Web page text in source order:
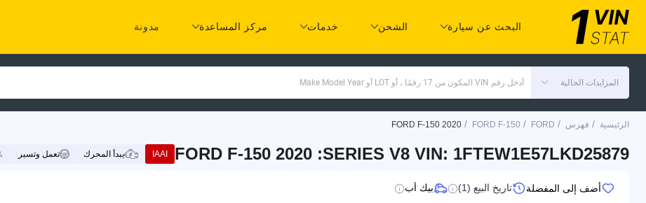
البحث عن سيارة الشحن خدمات مركز المساعدة مدونة
المزايدات الحالية أدخل رقم VIN المكون من 17 رقمًا ، أو LOT أو Make Model Year
الرئيسية / فهرس /
FORD
/
FORD F-150
/
FORD F-150 2020
FORD F-150 2020 :SERIES V8 VIN: 1FTEW1E57LKD25879
IAAI يبدأ المحرك تعمل وتسير
أضف إلى المفضلة تاريخ البيع (1) بيك أب